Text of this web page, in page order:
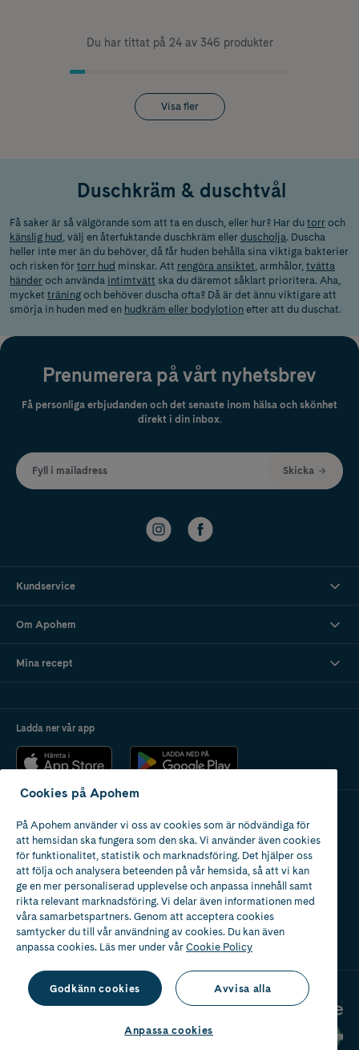
Du har tittat på 24 av 346 produkter
Visa fler
Duschkräm & duschtvål
Få saker är så välgörande som att ta en dusch, eller hur? Har du torr och
känslig hud , välj en återfuktande duschkräm eller duscholja. Duscha
heller inte mer än du behöver, då får huden behålla sina viktiga bakterier
och risken för torr hud minskar. Att rengöra ansiktet, armhålor, tvätta
händer och använda intimtvätt ska du däremot såklart prioritera. Aha,
mycket träning och behöver duscha ofta? Då är det ännu viktigare att
smörja in huden med en hudkräm eller bodylotion efter att du duschat.
Prenumerera på vårt nyhetsbrev
Få personliga erbjudanden och det senaste inom hälsa och skönhet
direkt i din inbox.
Fyll i mailadress Skicka
Kundservice
Om Apohem
Mina recept
Ladda ner vår app
Apotek med tillstånd
av Läkemedelsverket
Cookies på Apohem
På Apohem använder vi oss av cookies som är nödvändiga för
att hemsidan ska fungera som den ska. Vi använder även cookies
för funktionalitet, statistik och marknadsföring. Det hjälper oss
att följa och analysera beteenden på vår hemsida, så att vi kan
ge en mer personaliserad upplevelse och anpassa innehåll samt
rikta relevant marknadsföring. Vi delar även informationen med
våra samarbetspartners. Genom att acceptera cookies
samtycker du till vår användning av cookies. Du kan även
anpassa cookies. Läs mer under vårCookie Policy
Godkänn cookies Avvisa alla
Anpassa cookies